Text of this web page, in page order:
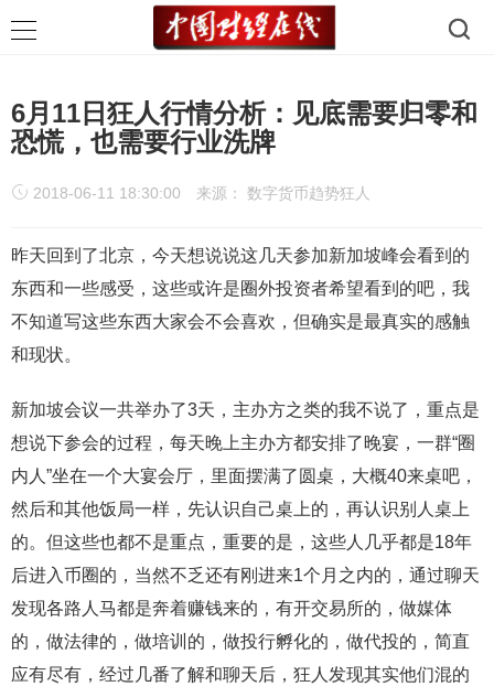
6月11日狂人行情分析：见底需要归零和
恐慌，也需要行业洗牌
2018-06-11 18:30:00 来源： 数字货币趋势狂人
昨天回到了北京，今天想说说这几天参加新加坡峰会看到的
东西和一些感受，这些或许是圈外投资者希望看到的吧，我
不知道写这些东西大家会不会喜欢，但确实是最真实的感触
和现状。
新加坡会议一共举办了3天，主办方之类的我不说了，重点是
想说下参会的过程，每天晚上主办方都安排了晚宴，一群“圈
内人”坐在一个大宴会厅，里面摆满了圆桌，大概40来桌吧，
然后和其他饭局一样，先认识自己桌上的，再认识别人桌上
的。但这些也都不是重点，重要的是，这些人几乎都是18年
后进入币圈的，当然不乏还有刚进来1个月之内的，通过聊天
发现各路人马都是奔着赚钱来的，有开交易所的，做媒体
的，做法律的，做培训的，做投行孵化的，做代投的，简直
应有尽有，经过几番了解和聊天后，狂人发现其实他们混的